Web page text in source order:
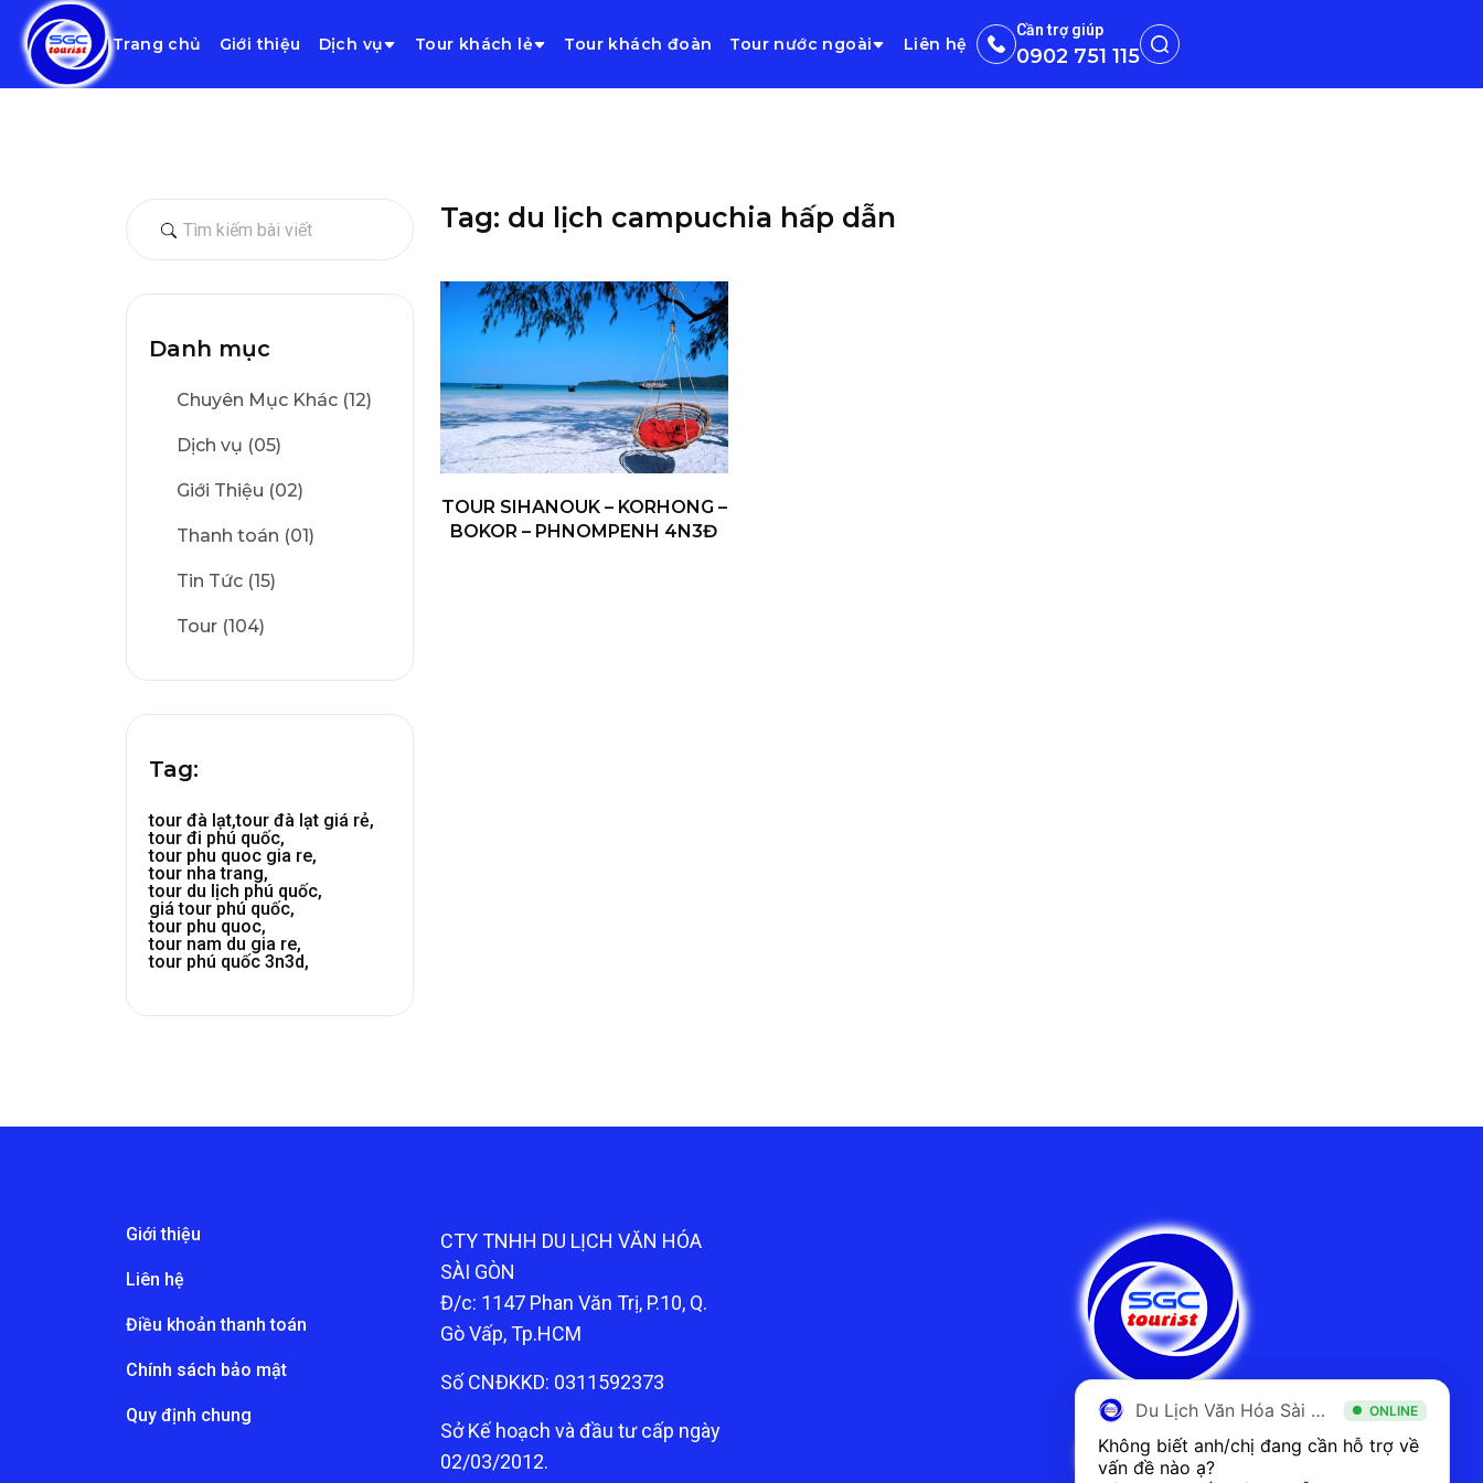
Trang chủ Giới thiệu Dịch vụ Tour khách lẻ Tour khách đoàn Tour nước ngoài Liên hệ
Cần trợ giúp
0902 751 115
Danh mục
Chuyên Mục Khác (12)
Dịch vụ (05)
Giới Thiệu (02)
Thanh toán (01)
Tin Tức (15)
Tour (104)
Tag:
tour đà lạt,tour đà lạt giá rẻ,
tour đi phú quốc,
tour phu quoc gia re,
tour nha trang,
tour du lịch phú quốc,
giá tour phú quốc,
tour phu quoc,
tour nam du gia re,
tour phú quốc 3n3d,
Tag: du lịch campuchia hấp dẫn
TOUR SIHANOUK – KORHONG –
BOKOR – PHNOMPENH 4N3Đ
Giới thiệu
Liên hệ
Điều khoản thanh toán
Chính sách bảo mật
Quy định chung
CTY TNHH DU LỊCH VĂN HÓA
SÀI GÒN
Đ/c: 1147 Phan Văn Trị, P.10, Q.
Gò Vấp, Tp.HCM
Số CNĐKKD: 0311592373
Sở Kế hoạch và đầu tư cấp ngày
02/03/2012.
Du Lịch Văn Hóa Sài Gòn ONLINE
Không biết anh/chị đang cần hỗ trợ về
vấn đề nào ạ?